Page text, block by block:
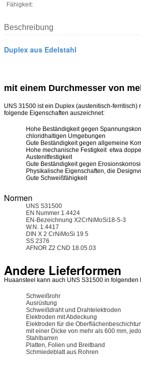
Fähigkeit:
Beschreibung
Duplex aus Edelstahl
mit einem Durchmesser von
UNS 31500 ist ein Duplex (austenitisch-ferritisch)
folgende Eigenschaften auszeichnet:
Hohe Beständigkeit gegen
chloridhaltigen Umgebungen
Gute Beständigkeit gegen allgemeine
Hohe mechanische Festigkeit ­ etwa
Austenitfestigkeit
Gute Beständigkeit gegen
Physikalische Eigenschaften, die
Gute Schweißfähigkeit
Normen
UNS S31500
EN Nummer 1.4424
EN-Bezeichnung X2CrNiMoSi18-5-3
W.N. 1.4417
DIN X 2 CrNiMoSi 19 5
SS 2376
AFNOR Z2 CND 18.05.03
Andere Lieferformen
Huaansteel kann auch UNS S31500 in folgenden
Schweißrohr
Ausrüstung
Schweißdraht und Drahtelektroden
Elektroden mit Abdeckung
Elektroden für die
mit einer Dicke von mehr als 600 mm,
Stahlbarren
Platten, Folien und Breitband
Schmiedeblatt aus Rohren